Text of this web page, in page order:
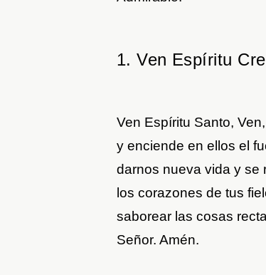
1. Ven Espíritu
Ven Espíritu Santo,
y enciende en ellos el
darnos nueva vida y se
los corazones de tus
saborear las cosas
Señor. Amén.